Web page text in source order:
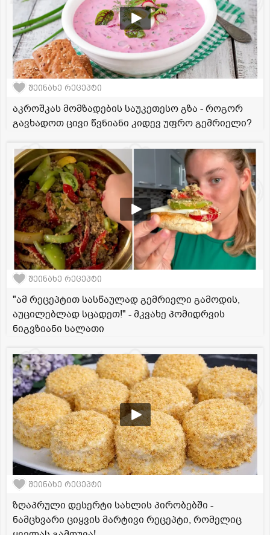
შეინახე რეცეპტი
აკროშკას მომზადების საუკეთესო გზა - როგორ
გავხადოთ ცივი წვნიანი კიდევ უფრო გემრიელი?
შეინახე რეცეპტი
"ამ რეცეპტით სასწაულად გემრიელი გამოდის,
აუცილებლად სცადეთ!" - მკვახე პომიდრვის
ნიგვზიანი სალათი
შეინახე რეცეპტი
ზღაპრული დესერტი სახლის პირობებში -
ნამცხვარი ციყვის მარტივი რეცეპტი, რომელიც